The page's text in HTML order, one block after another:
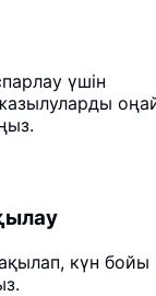
үшін
жазылуларды
күн бойы